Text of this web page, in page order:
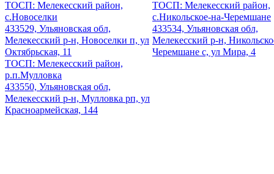
ТОСП: Мелекесский район,
с.Новоселки
433529, Ульяновская обл,
Мелекесский р-н, Новоселки п, ул
Октябрьская, 11
ТОСП: Мелекесский район,
с.Никольское-на-Черемшане
433534, Ульяновская обл,
Мелекесский р-н,
Черемшане с, ул Мира, 4
ТОСП: Мелекесский район,
р.п.Мулловка
433550, Ульяновская обл,
Мелекесский р-н, Мулловка рп, ул
Красноармейская, 144